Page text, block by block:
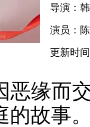
导演：
演员：
更新时
恶缘而
的故事